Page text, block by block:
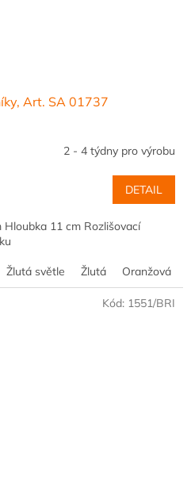
Art. SA 01737
2 - 4 týdny pro výrobu
DETAIL
11 cm Rozlišovací
Žlutá světle Žlutá Oranžová
Kód: 1551/BRI